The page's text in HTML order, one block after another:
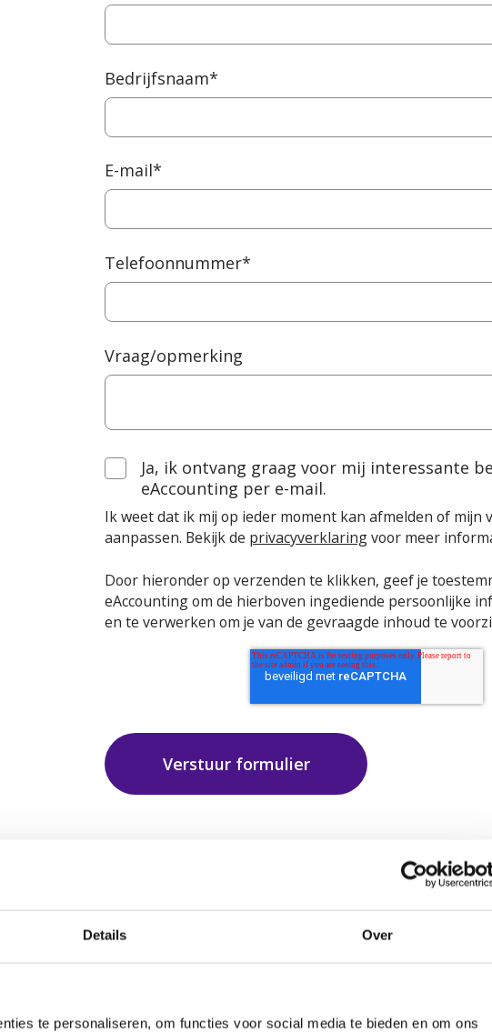
Details Over
te personaliseren, om functies voor social media te bieden en om ons
Bedrijfsnaam*
E-mail*
Telefoonnummer*
Vraag/opmerking
Ja, ik ontvang graag voor mij interessante
eAccounting per e-mail.
Ik weet dat ik mij op ieder moment kan afmelden of mijn
aanpassen. Bekijk de privacyverklaringvoor meer
Door hieronder op verzenden te klikken, geef je
eAccounting om de hierboven ingediende persoonlijke
en te verwerken om je van de gevraagde inhoud te
Voor welke bedrijven is eAccounting